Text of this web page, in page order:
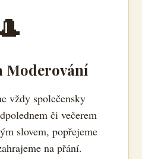
Moderování
vždy společensky
či večerem
slovem, popřejeme
na přání.